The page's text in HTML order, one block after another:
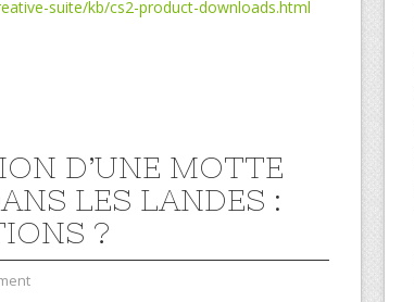
suite/kb/cs2-product-downloads.html
D’UNE MOTTE
LES LANDES :
?